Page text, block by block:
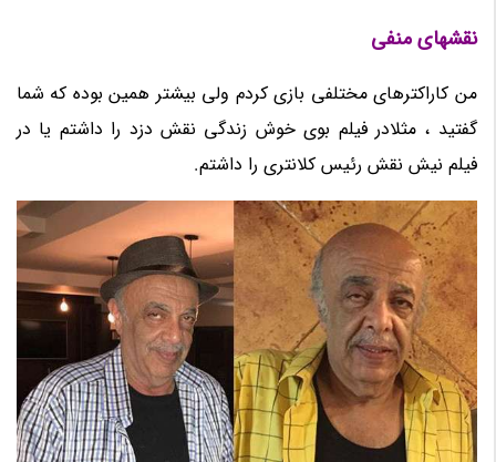
نقشهای منفی
من کاراکترهای مختلفی بازی کردم ولی بیشتر همین بوده که شما
گفتید ، مثلادر فیلم بوی خوش زندگی نقش دزد را داشتم یا در
فیلم نیش نقش رئیس کلانتری را داشتم.